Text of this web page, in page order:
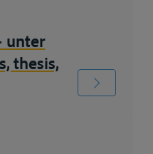
unter
thesis,